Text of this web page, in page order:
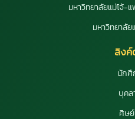
มหาวิทยาลัยแม่โจ้-
มหาวิทยาลั
ลิง
นักศึ
บุคล
ศิษย์